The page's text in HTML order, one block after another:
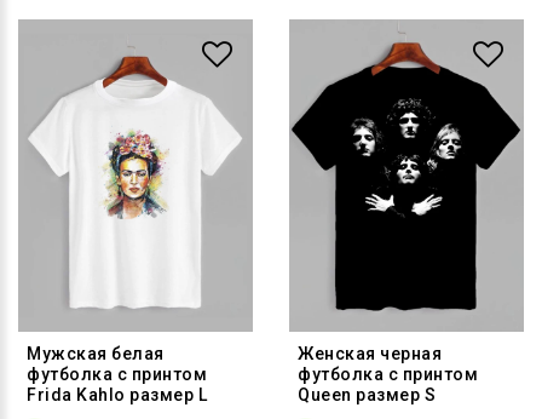
Мужская белая
футболка с принтом
Frida Kahlo размер L
Женская черная
футболка с принтом
Queen размер S